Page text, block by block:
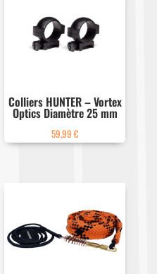
Colliers HUNTER – Vortex
Optics Diamètre 25 mm
59,99€